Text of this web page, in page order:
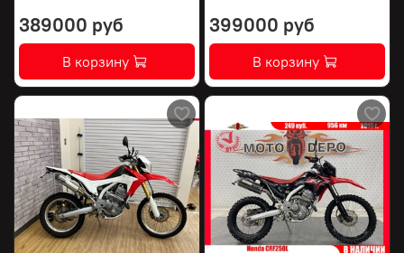
389000 руб
В корзину
399000 руб
В корзину